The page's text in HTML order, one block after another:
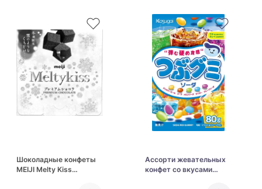
Шоколадные конфеты
MEIJI Melty Kiss
Ассорти жевательных
конфет со вкусами